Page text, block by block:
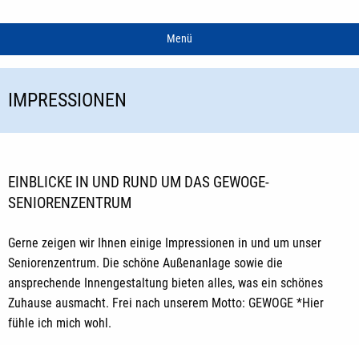
Menü
IMPRESSIONEN
EINBLICKE IN UND RUND UM DAS GEWOGE-
SENIORENZENTRUM
Gerne zeigen wir Ihnen einige Impressionen in und um unser
Seniorenzentrum. Die schöne Außenanlage sowie die
ansprechende Innengestaltung bieten alles, was ein schönes
Zuhause ausmacht. Frei nach unserem Motto: GEWOGE *Hier
fühle ich mich wohl.